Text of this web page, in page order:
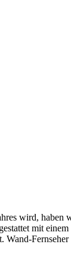
wird,
mit
Wand-